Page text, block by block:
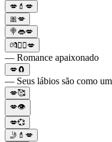
💋💄💋
🎀💋
🍭👄💋
💏❤️‍🔥💋
— Romance apaixonado
💋🧲
— Seus lábios são como
💋🥰
💋👁
💋💞
🤳💄💋